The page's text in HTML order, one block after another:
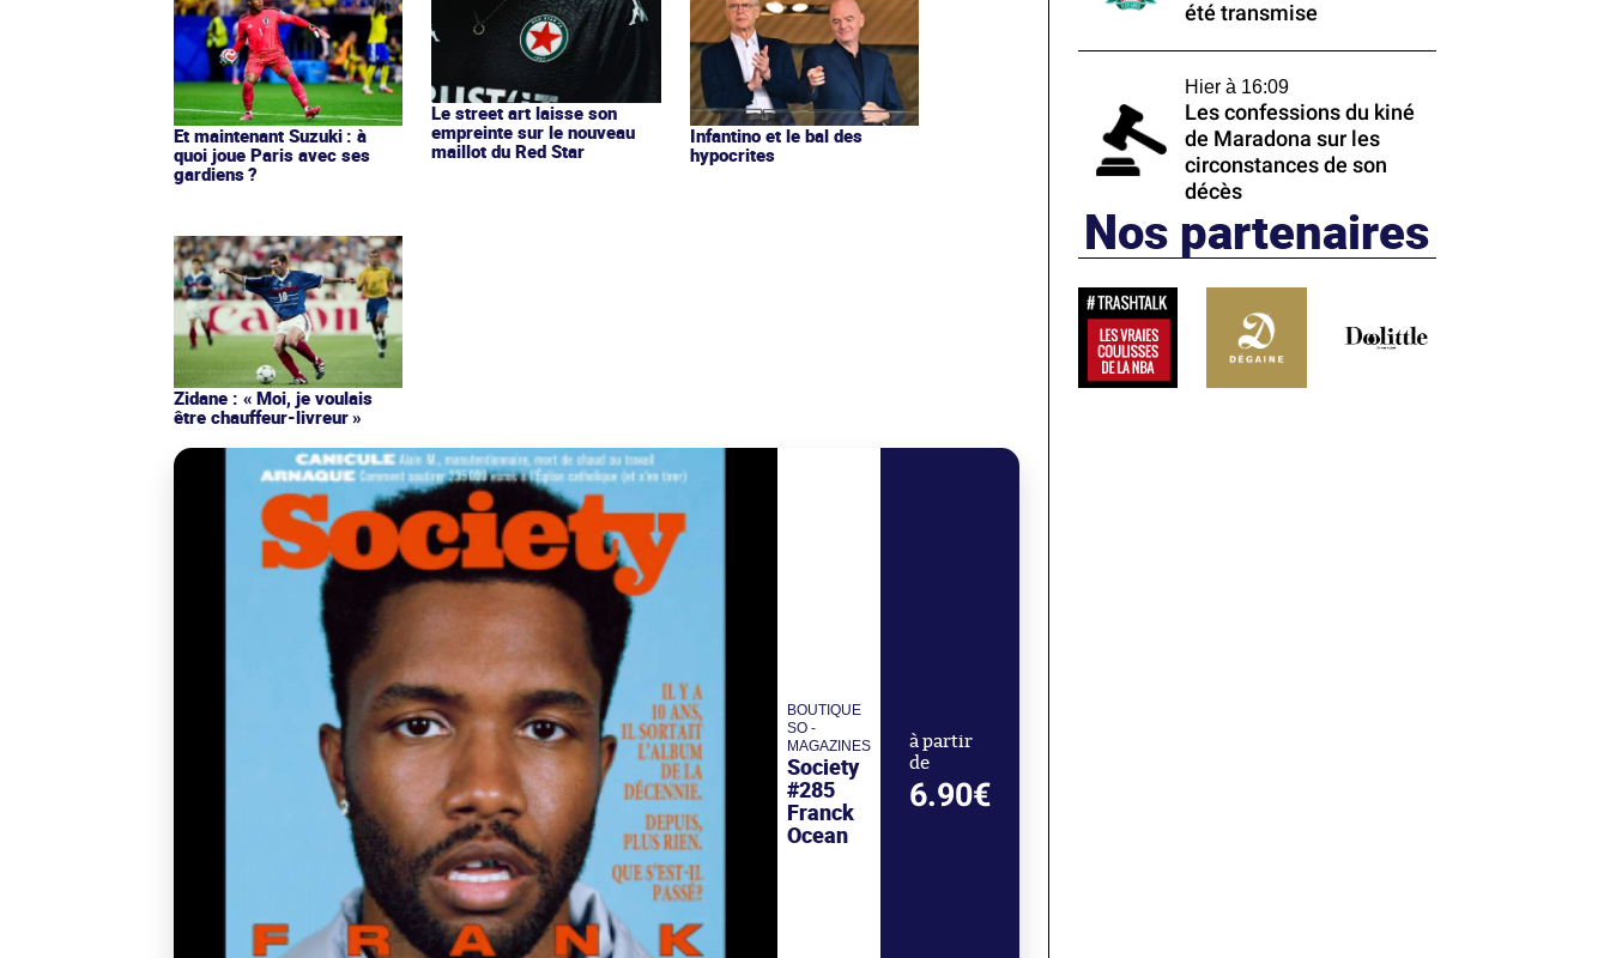
Et maintenant Suzuki : à
quoi joue Paris avec ses
gardiens ?
Le street art laisse son
empreinte sur le nouveau
maillot du Red Star
Infantino et le bal des
hypocrites
Zidane : « Moi, je voulais
être chauffeur-livreur »
BOUTIQUE
SO -
MAGAZINES
Society
#285
Franck
Ocean
à partir
de
6.90€
été transmise
Hier à 16:09
Les confessions du kiné
de Maradona sur les
circonstances de son
décès
Nos partenaires